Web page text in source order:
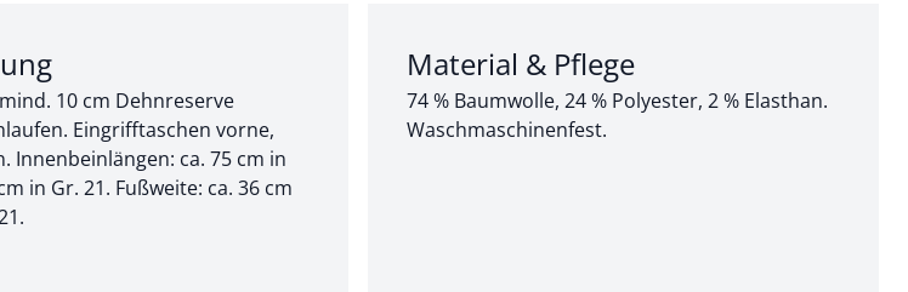
3:
10 cm Dehnreserve
Eingrifftaschen vorne,
Innenbeinlängen: ca. 75 cm in
in Gr. 21. Fußweite: ca. 36 cm
Abschnitt 3 von 3:
Material & Pflege
74 % Baumwolle, 24 % Polyester, 2 % Elasthan.
Waschmaschinenfest.